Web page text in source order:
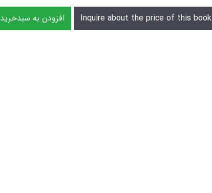
افزودن به سبدخرید Inquire about the price of this book